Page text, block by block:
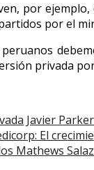
por
por el
privada
Javier
El
Mathews